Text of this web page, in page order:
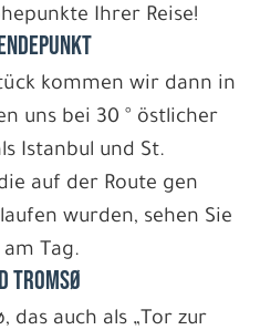
Ihrer Reise!
kommen wir dann in
uns bei 30 ° östlicher
Istanbul und St.
auf der Route gen
wurden, sehen Sie
Tag.
Tromsø
auch als „Tor zur